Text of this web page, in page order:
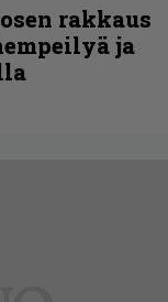
rakkaus
ja